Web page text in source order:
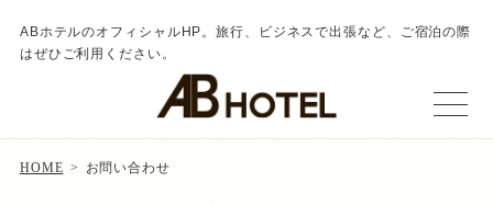
ABホテルのオフィシャルHP。旅行、ビジネスで出張など、ご宿泊の際
はぜひご利用ください。
HOME お問い合わせ